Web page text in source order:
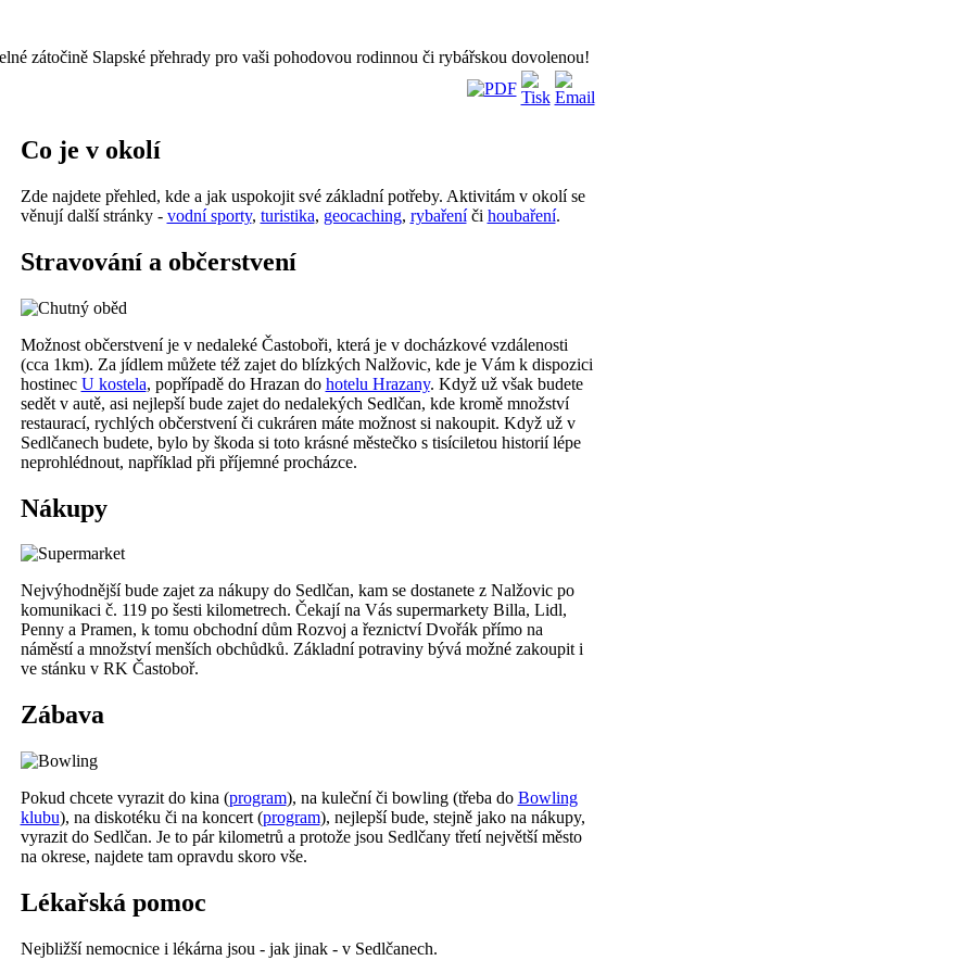
zátočině Slapské přehrady pro vaši pohodovou rodinnou či rybářskou dovolenou!
Co je v okolí
Zde najdete přehled, kde a jak uspokojit své základní potřeby. Aktivitám v okolí se
věnují další stránky - vodní sporty, turistika, geocaching, rybařeníči houbaření.
Stravování a občerstvení
Možnost občerstvení je v nedaleké Častoboři, která je v docházkové vzdálenosti
(cca 1km). Za jídlem můžete též zajet do blízkých Nalžovic, kde je Vám k dispozici
hostinec U kostela, popřípadě do Hrazan do hotelu Hrazany. Když už však budete
sedět v autě, asi nejlepší bude zajet do nedalekých Sedlčan, kde kromě množství
restaurací, rychlých občerstvení či cukráren máte možnost si nakoupit. Když už v
Sedlčanech budete, bylo by škoda si toto krásné městečko s tisíciletou historií lépe
neprohlédnout, například při příjemné procházce.
Nákupy
Nejvýhodnější bude zajet za nákupy do Sedlčan, kam se dostanete z Nalžovic po
komunikaci č. 119 po šesti kilometrech. Čekají na Vás supermarkety Billa, Lidl,
Penny a Pramen, k tomu obchodní dům Rozvoj a řeznictví Dvořák přímo na
náměstí a množství menších obchůdků. Základní potraviny bývá možné zakoupit i
ve stánku v RK Častoboř.
Zábava
Pokud chcete vyrazit do kina (program), na kuleční či bowling (třeba do Bowling
klubu), na diskotéku či na koncert (program), nejlepší bude, stejně jako na nákupy,
vyrazit do Sedlčan. Je to pár kilometrů a protože jsou Sedlčany třetí největší město
na okrese, najdete tam opravdu skoro vše.
Lékařská pomoc
Nejbližší nemocnice i lékárna jsou - jak jinak - v Sedlčanech.